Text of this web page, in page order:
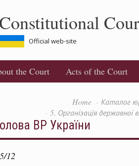
Constitutional
Official web-site
the Court Acts of the Court
Home Каталог
5. Організація державної
ВР України
12